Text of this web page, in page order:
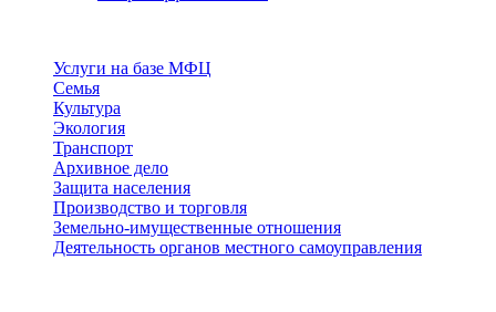
Услуги на базе МФЦ
Семья
Культура
Экология
Транспорт
Архивное дело
Защита населения
Производство и торговля
Земельно-имущественные отношения
Деятельность органов местного самоуправления